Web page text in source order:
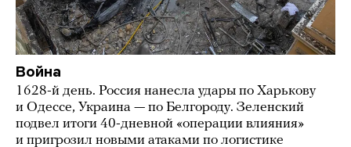
Война
1628-й день. Россия нанесла удары по Харькову
и Одессе, Украина — по Белгороду. Зеленский
подвел итоги 40-дневной «операции влияния»
и пригрозил новыми атаками по логистике